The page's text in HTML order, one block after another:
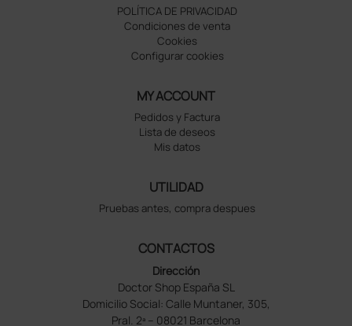
POLÍTICA DE PRIVACIDAD
Condiciones de venta
Cookies
Configurar cookies
MY ACCOUNT
Pedidos y Factura
Lista de deseos
Mis datos
UTILIDAD
Pruebas antes, compra despues
CONTACTOS
Dirección
Doctor Shop España SL
Domicilio Social: Calle Muntaner, 305,
Pral. 2ª – 08021 Barcelona